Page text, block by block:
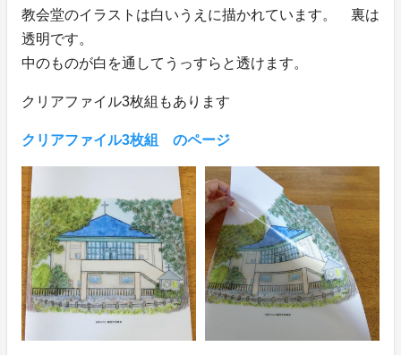
教会堂のイラストは白いうえに描かれています。 裏は
透明です。
中のものが白を通してうっすらと透けます。
クリアファイル3枚組もあります
クリアファイル3枚組 のページ